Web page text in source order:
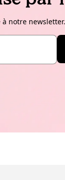
notre newsletter.